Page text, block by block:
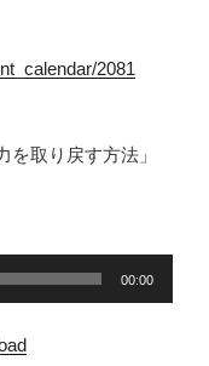
2081
取り戻す方法」
00:00